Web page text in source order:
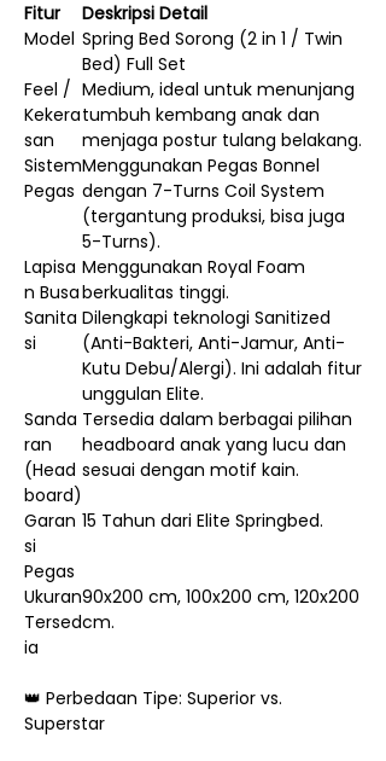
Fitur
Deskripsi Detail
Model Spring Bed Sorong (2 in 1 / Twin
Bed) Full Set
Feel /
Kekera
san
Medium, ideal untuk menunjang
tumbuh kembang anak dan
menjaga postur tulang belakang.
Sistem
Pegas
Menggunakan Pegas Bonnel
dengan 7-Turns Coil System
(tergantung produksi, bisa juga
5-Turns).
Lapisa
n Busa
Menggunakan Royal Foam
berkualitas tinggi.
Sanita
si
Dilengkapi teknologi Sanitized
(Anti-Bakteri, Anti-Jamur, Anti-
Kutu Debu/Alergi). Ini adalah fitur
unggulan Elite.
Sanda
ran
(Head
board)
Tersedia dalam berbagai pilihan
headboard anak yang lucu dan
sesuai dengan motif kain.
Garan
si
Pegas
15 Tahun dari Elite Springbed.
Ukuran
Tersed
ia
90x200 cm, 100x200 cm, 120x200
cm.
👑 Perbedaan Tipe: Superior vs.
Superstar